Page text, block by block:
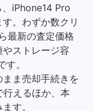
iPhone14 Pro
。わずか数クリ
最新の査定価格
ストレージ容
。
ま売却手続きを
えるほか、本
す。